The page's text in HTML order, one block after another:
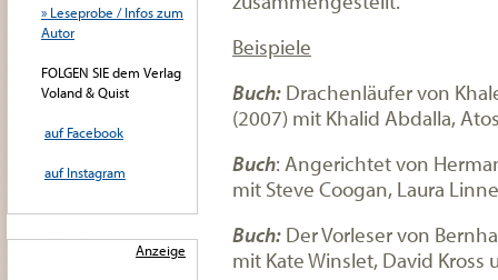
Beispiele
Buch: Drachenläufer von
(2007) mit Khalid Abdalla,
Buch: Angerichtet von
mit Steve Coogan, Laura
Buch: Der Vorleser von
mit Kate Winslet, David Kross
» Leseprobe / Infos zum
Autor
FOLGEN SIE dem Verlag
Voland & Quist
auf Facebook
auf Instagram
Anzeige